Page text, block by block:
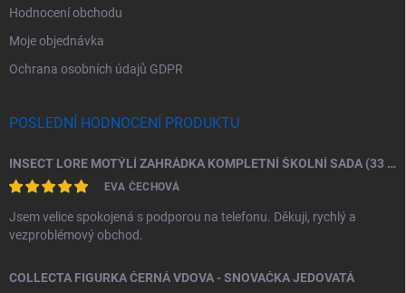
Hodnocení obchodu
Moje objednávka
Ochrana osobních údajů GDPR
POSLEDNÍ HODNOCENÍ PRODUKTU
INSECT LORE MOTÝLÍ ZAHRÁDKA KOMPLETNÍ ŠKOLNÍ SADA (33 HOUSENEK)
EVA ČECHOVÁ
Jsem velice spokojená s podporou na telefonu. Děkuji, rychlý a
vezproblémový obchod.
COLLECTA FIGURKA ČERNÁ VDOVA - SNOVAČKA JEDOVATÁ